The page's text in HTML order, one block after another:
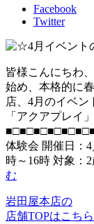
Facebook
Twitter
皆様こんにちわ
始め、本格的に
店、4月のイベ
「アクアプレイ
体験会 開催日：4
時～16時 対象：
む
岩田屋本店の
店舗TOPはこちら